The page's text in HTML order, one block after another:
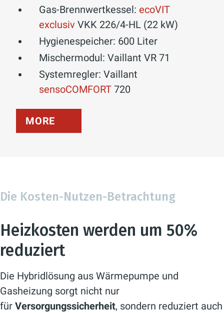
Gas-Brennwertkessel: ecoVIT
exclusiv VKK 226/4-HL (22 kW)
Hygienespeicher: 600 Liter
Mischermodul: Vaillant VR 71
Systemregler: Vaillant
sensoCOMFORT 720
MORE
Die Kosten-Nutzen-Betrachtung
Heizkosten werden um 50%
reduziert
Die Hybridlösung aus Wärmepumpe und
Gasheizung sorgt nicht nur
für Versorgungssicherheit, sondern reduziert auch